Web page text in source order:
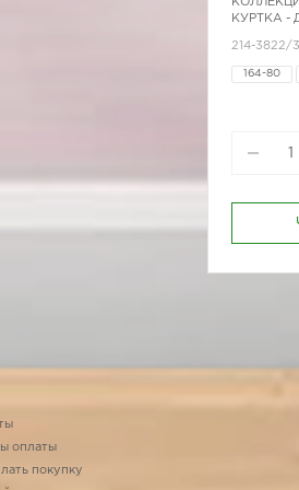
КУРТКА -
214-3822/
164-80
оплаты
покупку